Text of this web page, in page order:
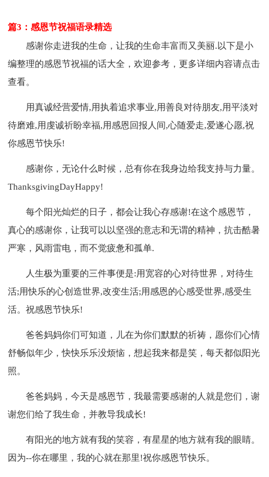
篇3：感恩节祝福语录精选
感谢你走进我的生命，让我的生命丰富而又美丽.以下是小
编整理的感恩节祝福的话大全，欢迎参考，更多详细内容请点击
查看。
用真诚经营爱情,用执着追求事业,用善良对待朋友,用平淡对
待磨难,用虔诚祈盼幸福,用感恩回报人间,心随爱走,爱遂心愿,祝
你感恩节快乐!
感谢你，无论什么时候，总有你在我身边给我支持与力量。
ThanksgivingDayHappy!
每个阳光灿烂的日子，都会让我心存感谢!在这个感恩节，
真心的感谢你，让我可以以坚强的意志和无谓的精神，抗击酷暑
严寒，风雨雷电，而不觉疲惫和孤单.
人生极为重要的三件事便是:用宽容的心对待世界，对待生
活;用快乐的心创造世界,改变生活;用感恩的心感受世界,感受生
活。祝感恩节快乐!
爸爸妈妈你们可知道，儿在为你们默默的祈祷，愿你们心情
舒畅似年少，快快乐乐没烦恼，想起我来都是笑，每天都似阳光
照。
爸爸妈妈，今天是感恩节，我最需要感谢的人就是您们，谢
谢您们给了我生命，并教导我成长!
有阳光的地方就有我的笑容，有星星的地方就有我的眼睛。
因为--你在哪里，我的心就在那里!祝你感恩节快乐。